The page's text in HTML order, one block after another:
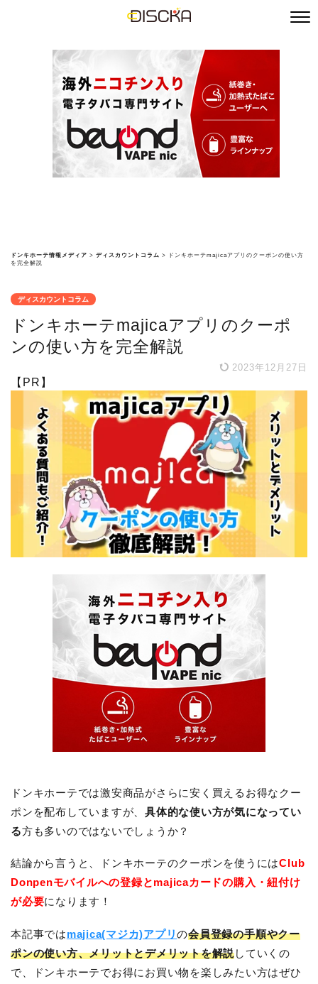
ドンキホーテ情報メディア > ディスカウントコラム >
ドンキホーテmajicaアプリのクーポンの使い方
を完全解説
ディスカウントコラム
ドンキホーテmajicaアプリのクーポ
ンの使い方を完全解説
2023年12月27日
【PR】
ドンキホーテでは激安商品がさらに安く買えるお得なクー
ポンを配布していますが、具体的な使い方が気になってい
る方も多いのではないでしょうか？
結論から言うと、ドンキホーテのクーポンを使うにはClub
Donpenモバイルへの登録とmajicaカードの購入・紐付け
が必要になります！
本記事ではmajica(マジカ)アプリの会員登録の手順やクー
ポンの使い方、メリットとデメリットを解説していくの
で、ドンキホーテでお得にお買い物を楽しみたい方はぜひ